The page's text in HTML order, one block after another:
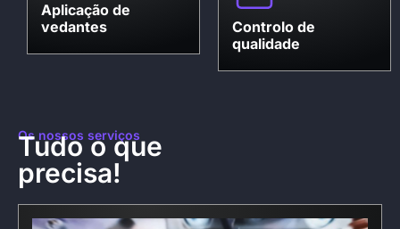
Aplicação de
vedantes
Controlo de
qualidade
Os nossos serviços
Tudo o que
precisa!